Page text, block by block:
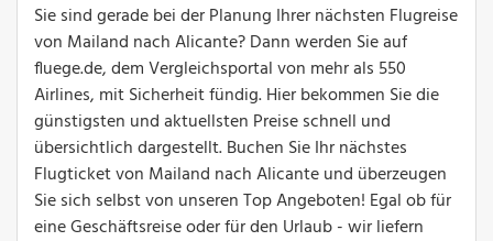
Sie sind gerade bei der Planung Ihrer nächsten Flugreise
von Mailand nach Alicante? Dann werden Sie auf
fluege.de, dem Vergleichsportal von mehr als 550
Airlines, mit Sicherheit fündig. Hier bekommen Sie die
günstigsten und aktuellsten Preise schnell und
übersichtlich dargestellt. Buchen Sie Ihr nächstes
Flugticket von Mailand nach Alicante und überzeugen
Sie sich selbst von unseren Top Angeboten! Egal ob für
eine Geschäftsreise oder für den Urlaub - wir liefern